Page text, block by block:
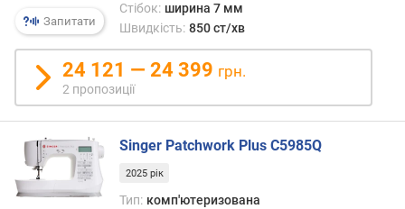
ш
т
)
к
і
ь
к
і
Запитати
Стібок: ширина 7 мм
Швидкість: 850 ст/хв
24 121 — 24 399 грн.
2 пропозиції
Singer Patchwork Plus C5985Q
2025 рік
Тип: комп'ютеризована